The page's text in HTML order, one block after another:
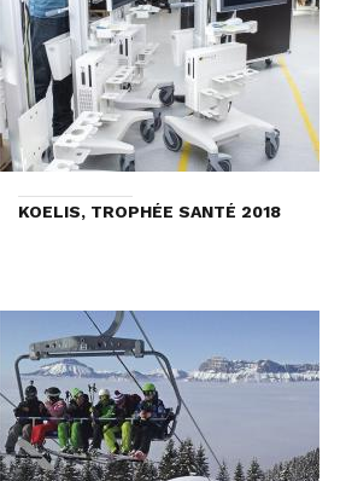
KOELIS, TROPHÉE SANTÉ 2018